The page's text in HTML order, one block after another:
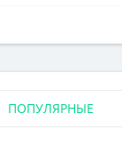
ПОПУЛЯРНЫЕ